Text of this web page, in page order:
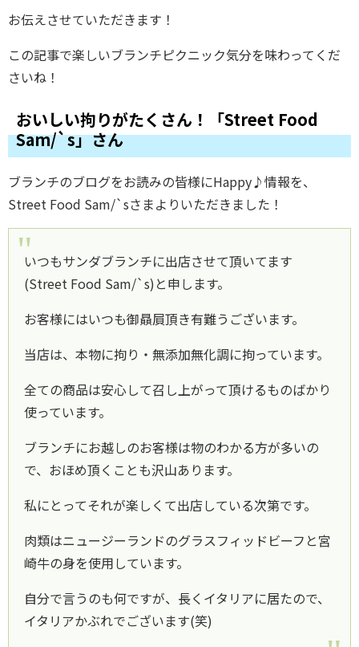
お伝えさせていただきます！
この記事で楽しいブランチピクニック気分を味わってくだ
さいね！
おいしい拘りがたくさん！「Street Food
Sam/`s」さん
ブランチのブログをお読みの皆様にHappy♪情報を、
Street Food Sam/`sさまよりいただきました！
いつもサンダブランチに出店させて頂いてます
(Street Food Sam/`s)と申します。
お客様にはいつも御贔屓頂き有難うございます。
当店は、本物に拘り・無添加無化調に拘っています。
全ての商品は安心して召し上がって頂けるものばかり
使っています。
ブランチにお越しのお客様は物のわかる方が多いの
で、おほめ頂くことも沢山あります。
私にとってそれが楽しくて出店している次第です。
肉類はニュージーランドのグラスフィッドビーフと宮
崎牛の身を使用しています。
自分で言うのも何ですが、長くイタリアに居たので、
イタリアかぶれでございます(笑)